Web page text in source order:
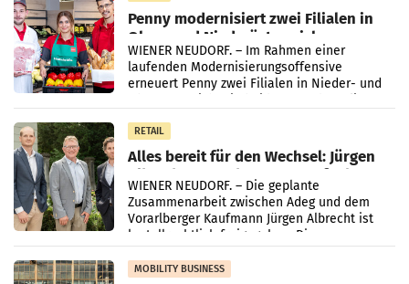
Penny modernisiert zwei Filialen in
Ober- und Niederösterreich
WIENER NEUDORF. – Im Rahmen einer
laufenden Modernisierungsoffensive
erneuert Penny zwei Filialen in Nieder- und
RETAIL
Alles bereit für den Wechsel: Jürgen
Albrecht setzt ab 1.1.2027 auf Adeg
WIENER NEUDORF. – Die geplante
Zusammenarbeit zwischen Adeg und dem
Vorarlberger Kaufmann Jürgen Albrecht ist
kartellrechtlich freigegeben: Die
Bundeswettbewerbsbehörde und der
Bundeskartellanwalt
MOBILITY BUSINESS